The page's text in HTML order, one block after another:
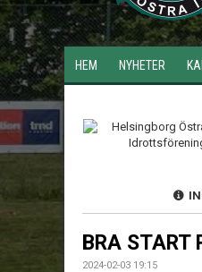
HEM NYHETER
BRA START
2024-02-03 19:15